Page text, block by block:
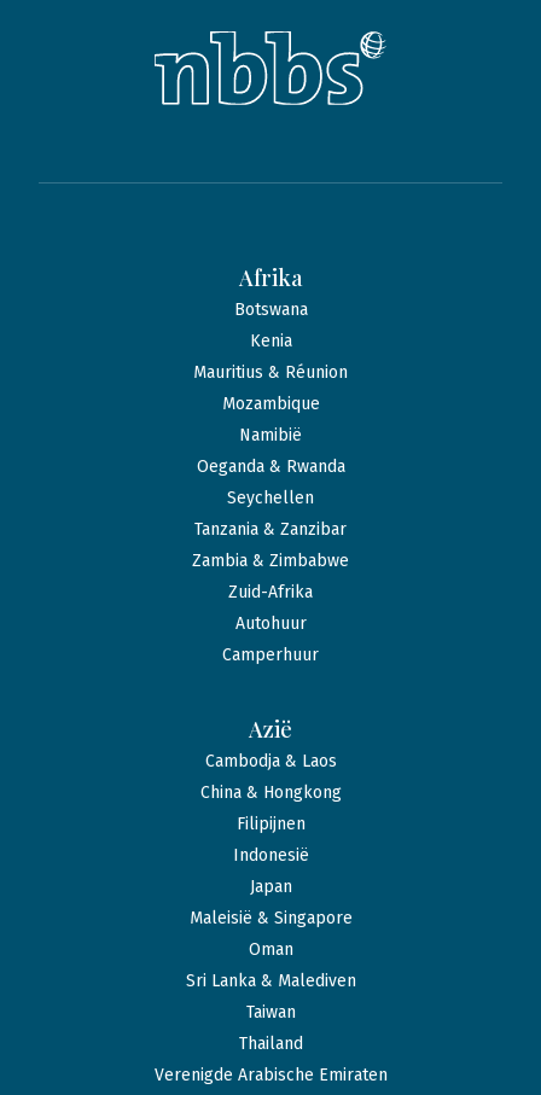
Afrika
Botswana
Kenia
Mauritius & Réunion
Mozambique
Namibië
Oeganda & Rwanda
Seychellen
Tanzania & Zanzibar
Zambia & Zimbabwe
Zuid-Afrika
Autohuur
Camperhuur
Azië
Cambodja & Laos
China & Hongkong
Filipijnen
Indonesië
Japan
Maleisië & Singapore
Oman
Sri Lanka & Malediven
Taiwan
Thailand
Verenigde Arabische Emiraten